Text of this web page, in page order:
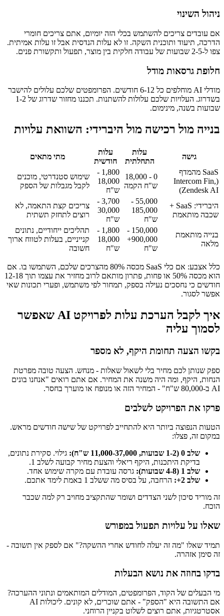
ניהול השינוי
אם עובדים צריכים להשתמש בכלי הזה יומיום, אתם צריכים חומרי
הדרכה, תיעוד ותוכנית השקה. זו לא עלות הנדסית אבל זו עלות אמיתית.
צפו ל-2-5 שבועות של עבודה חלקית בין מוצר, תפעול ותקשורת פנים.
חלופת גרסאות מודל
מודלי AI מוחלפים כל 6-12 חודשים. הפרומפטים שלכם עלולים להישבר
בשדרוג. העלויות שלכם עלולות להשתנות. תכננו מחזור שדרוג של 1-2
שבועות בשנה, מינימום.
בנייה מול רכישה מול היברידי: השוואת עלויות
גישה
עלות
התחלתית
עלות
חודשית
מתי מתאים
SaaS מהמדף
(Intercom Fin,
Zendesk AI)
0 - 18,000
ש"ח הקמה
1,800 -
18,000
ש"ח
שימוש סטנדרטי, מוכנים
לקבל מגבלות של הספק
היברידי: SaaS +
שכבה מותאמת
55,000 -
185,000
ש"ח
3,700 -
30,000
ש"ח
צריכים קצת התאמה, לא
רוצים לתחזק תשתית
בנייה מותאמת
מלאה
150,000 -
900,000+
ש"ח
1,800 -
18,000
ש"ח
תהליכים ייחודיים, נתונים
קנייניים, בעלות לטווח ארוך
חשובה
כלל אצבע: אם כלי SaaS מכסה 80% מהצרכים שלכם, השתמשו בו. אם
הוא מכסה 50% או פחות, פתרון מותאם לרוב מחזיר את עצמו תוך 12-18
חודשים כי נחסכים נעילה בספק, תמחור לפי משתמש, ופערי תכונות שאי
אפשר לסגור.
איך לקבל הערכת עלות לפרויקט AI שאפשר
לסמוך עליה
בקשו הצעה תחומת היקף, לא מספר
ספק שנותן לכם מחיר בלי לשאול שאלות - מנחש. הצעה טובה מפרטת
הנחות, היקף, ומה היה משנה את המחיר. אם אתם רואים "אנחנו בונים
AI ב-80,000 ש"ח" - המחיר הזה או מנופח או מוערך בחסר.
פרקו את הפרויקט לשלבים
הטעות הנפוצה ביותר היא להתחייב לפרויקט של שישה חודשים מראש.
במקום זה, פצלו:
שלב 0 (1-2 שבועות, 11,000-37,000 ש"ח):
גילוי. סקירת נתונים,
בדיקת היתכנות, היקף ריאלי והצעת מחיר קבועה לשלב 1.
שלב 1 (4-8 שבועות):
גרסה עובדת עם מקרה שימוש אחד.
שלב 2+:
הרחבה, על בסיס מה ששלב 1 באמת לימד אתכם.
זה מוריד סיכון לשני הצדדים ושומר שהתקציב מחויב רק למה שכבר
הוכח.
שאלו על עלויות תפעול במפורש
תמיד שאלו "מה זה יעלה לחודש אחרי ההשקה?" אם לספק אין תשובה -
זה סימן אזהרה.
בדקו בחוזה את נושא הבעלות
מי הבעלים של הקוד, הפרומפטים, המודלים המותאמים ונתוני ההערכה?
אם התשובה היא "הספק" - אתם שוכרים, לא קונים. ליכולות AI
אסטרטגיות, אתם רוצים לשלוט בקניין הרוחני.